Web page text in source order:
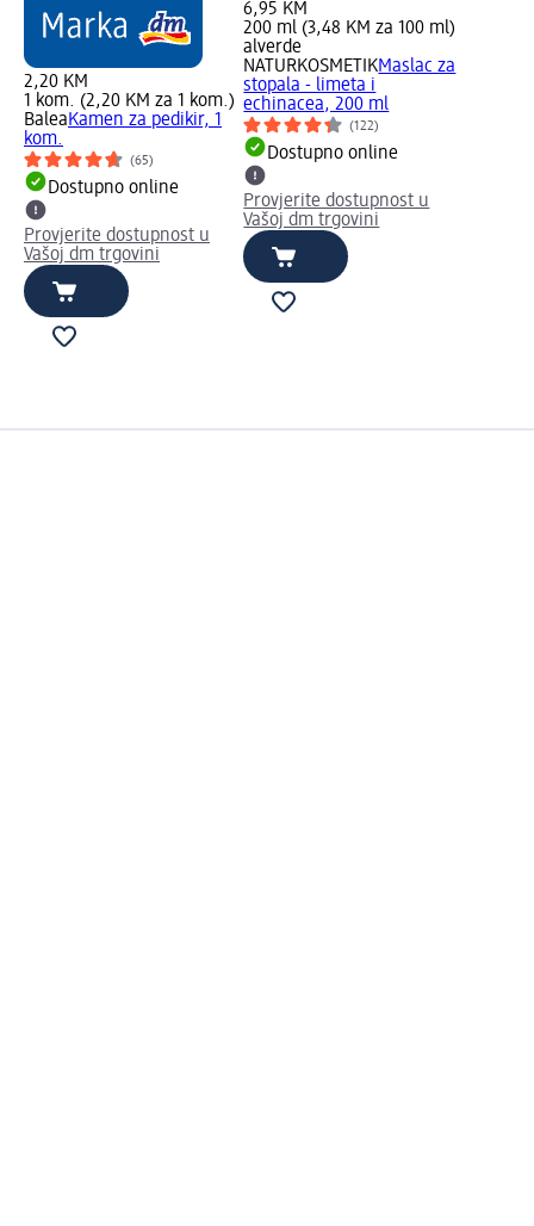
2,20 KM
1 kom. (2,20 KM za 1 kom.)
BaleaKamen za pedikir, 1
kom.
(65)
Dostupno online
Provjerite dostupnost u
Vašoj dm trgovini
6,95 KM
200 ml (3,48 KM za 100 ml)
alverde
NATURKOSMETIKMaslac za
stopala - limeta i
echinacea, 200 ml
(122)
Dostupno online
Provjerite dostupnost u
Vašoj dm trgovini